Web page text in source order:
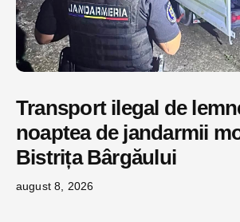
Transport ilegal de
noaptea de jandarmii
Bistrița Bârgăului
august 8, 2026